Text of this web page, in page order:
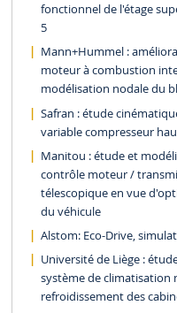
fonctionnel de l'étage
5
Mann+Hummel :
moteur à combustion
modélisation nodale du
Safran : étude
variable compresseur
Manitou : étude et
contrôle moteur /
télescopique en vue
du véhicule
Alstom: Eco-Drive,
Université de Liège :
système de
refroidissement des